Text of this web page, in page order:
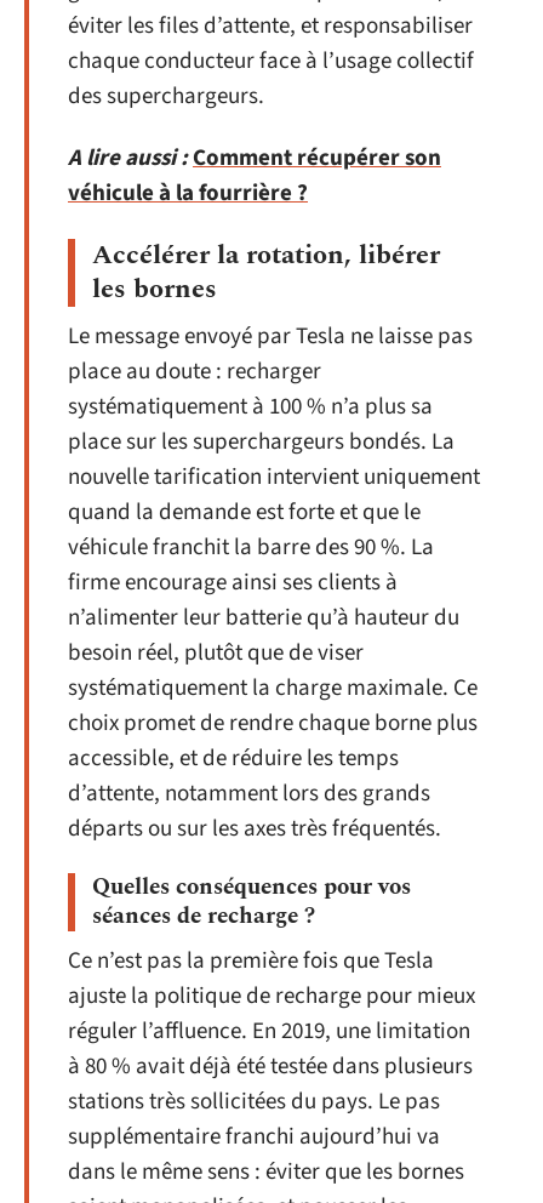
éviter les files d’attente, et responsabiliser
chaque conducteur face à l’usage collectif
des superchargeurs.
A lire aussi :Comment récupérer son
véhicule à la fourrière ?
Accélérer la rotation, libérer
les bornes
Le message envoyé par Tesla ne laisse pas
place au doute : recharger
systématiquement à 100 % n’a plus sa
place sur les superchargeurs bondés. La
nouvelle tarification intervient uniquement
quand la demande est forte et que le
véhicule franchit la barre des 90 %. La
firme encourage ainsi ses clients à
n’alimenter leur batterie qu’à hauteur du
besoin réel, plutôt que de viser
systématiquement la charge maximale. Ce
choix promet de rendre chaque borne plus
accessible, et de réduire les temps
d’attente, notamment lors des grands
départs ou sur les axes très fréquentés.
Quelles conséquences pour vos
séances de recharge ?
Ce n’est pas la première fois que Tesla
ajuste la politique de recharge pour mieux
réguler l’affluence. En 2019, une limitation
à 80 % avait déjà été testée dans plusieurs
stations très sollicitées du pays. Le pas
supplémentaire franchi aujourd’hui va
dans le même sens : éviter que les bornes